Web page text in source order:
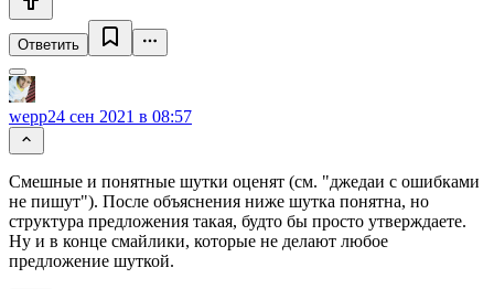
Ответить
wepp24 сен 2021 в 08:57
Смешные и понятные шутки оценят (см. "джедаи с ошибками
не пишут"). После объяснения ниже шутка понятна, но
структура предложения такая, будто бы просто утверждаете.
Ну и в конце смайлики, которые не делают любое
предложение шуткой.